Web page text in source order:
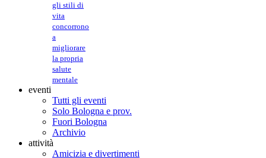
gli stili di
vita
concorrono
a
migliorare
la propria
salute
mentale
eventi
Tutti gli eventi
Solo Bologna e prov.
Fuori Bologna
Archivio
attività
Amicizia e divertimenti